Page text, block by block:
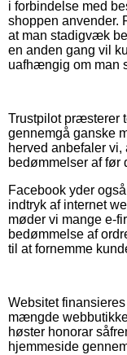
i forbindelse med
shoppen anvender.
at man stadigvæk
en anden gang vil
uafhængig om man
Trustpilot præsterer
gennemgå ganske
herved anbefaler
bedømmelser af før
Facebook yder
indtryk af internet
møder vi mange e-
bedømmelse af
til at fornemme
Websitet
mængde
høster honorar
hjemmeside